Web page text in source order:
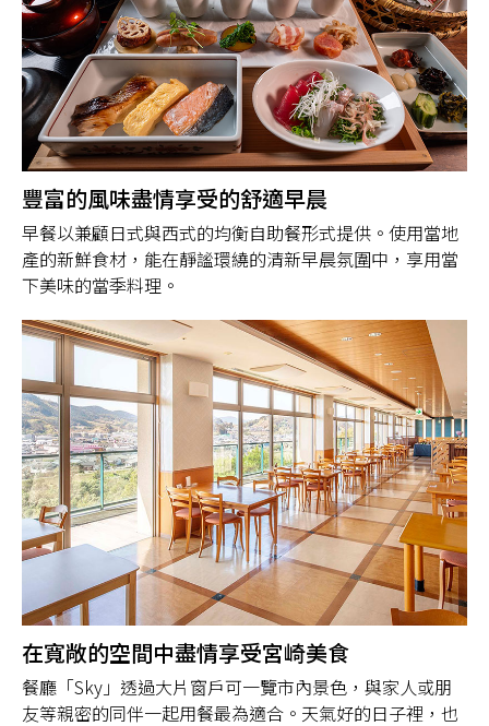
豐富的風味盡情享受的舒適早晨
早餐以兼顧日式與西式的均衡自助餐形式提供。使用當地
產的新鮮食材，能在靜謐環繞的清新早晨氛圍中，享用當
下美味的當季料理。
在寬敞的空間中盡情享受宮崎美食
餐廳「Sky」透過大片窗戶可一覽市內景色，與家人或朋
友等親密的同伴一起用餐最為適合。天氣好的日子裡，也